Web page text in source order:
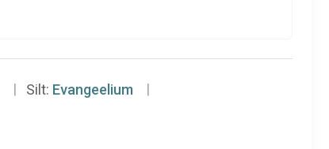
Silt: Evangeelium